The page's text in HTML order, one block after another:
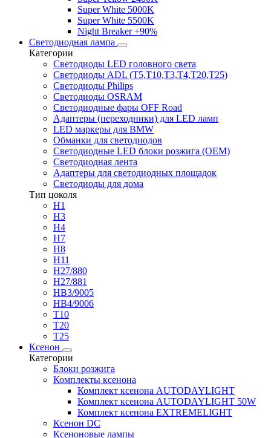
Super White 5000K
Super White 5500K
Night Breaker +90%
Светодиодная лампа
Категории
Светодиоды LED головного света
Светодиоды ADL (T5,T10,T3,T4,T20,T25)
Светодиоды Philips
Светодиоды OSRAM
Светодиодные фары OFF Road
Адаптеры (переходники) для LED ламп
LED маркеры для BMW
Обманки для светодиодов
Светодиодные LED блоки розжига (OEM)
Светодиодная лента
Адаптеры для светодиодных площадок
Светодиоды для дома
Тип цоколя
H1
H3
H4
H7
H8
H11
H27/880
H27/881
HB3/9005
HB4/9006
T10
T20
T25
Ксенон
Категории
Блоки розжига
Комплекты ксенона
Комплект ксенона AUTODAYLIGHT
Комплект ксенона AUTODAYLIGHT 50W
Комплект ксенона EXTREMELIGHT
Ксенон DC
Ксеноновые лампы